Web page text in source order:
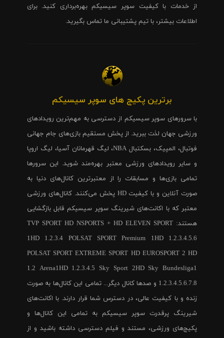
از خدمات با کیفیت سوپر سیسیکم بهره‌برداری کنید. برای
اطلاعات بیشتر، با تیم پشتیبانی ما تماس بگیرید.
برترین پکیج های سوپر سیسیکم
با سرورهای سوپر سیسیکم از دسترسی به مهم‌ترین رویدادهای
ورزشی جهان لذت ببرید. از پخش مستقیم بازی‌های جام جهانی
فوتبال، المپیک، بسکتبال NBA، لیگ قهرمانان آسیا، لیگ اروپا
و سایر رویدادهای ورزشی معتبر بهره‌مند شوید. این سرورها
تمامی بازی‌ها و مسابقات را از معتبرترین کانال‌های دنیا به
صورت آنلاین و با کیفیت HD پخش می‌کنند. کانال‌های ورزشی
معتبر که با اکانت‌های شیرینگ سوپر سیسیکم قابل بازگشایی
هستند: TVP SPORT HD NSPORTS + HD ELEVEN SPORT
1HD 1.2.3.4 POLSAT SPORT Premium 1HD 1.2.3.4.5.6
POLSAT SPORT EXTREME SPORT HD EUROSPORT 2 HD
1.2 Arena1HD 1.2.3.4.5 Sky Sport 2HD Sky Bundesliga1
1.2.3.4.5.6.7.8 و صدها کانال دیگر... تمامی این کانال‌ها به صورت
زنده و با کیفیت عالی، در دسترس شما قرار دارند. با اکانت‌های
شیرینگ پرقدرت سوپر سیسیکم به تمامی این کانال‌ها و
پکیج‌های ورزشی، مستند و فیلم دسترسی داشته باشید و از